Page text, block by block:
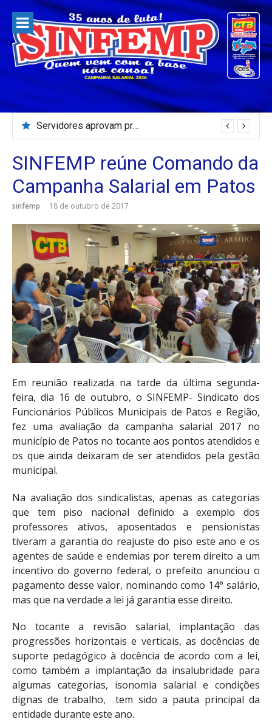
para
conteúdo
Servidores aprovam prestação de contas 2025 e previsão orçamentária para 2027 do SINFEMP
SINFEMP reúne Comando da
Campanha Salarial em Patos
sinfemp 18 de outubro de 2017
Em reunião realizada na tarde da última segunda-
feira, dia 16 de outubro, o SINFEMP- Sindicato dos
Funcionários Públicos Municipais de Patos e Região,
fez uma avaliação da campanha salarial 2017 no
município de Patos no tocante aos pontos atendidos e
os que ainda deixaram de ser atendidos pela gestão
municipal.
Na avaliação dos sindicalistas, apenas as categorias
que tem piso nacional definido a exemplo dos
professores ativos, aposentados e pensionistas
tiveram a garantia do reajuste do piso este ano e os
agentes de saúde e endemias por terem direito a um
incentivo do governo federal, o prefeito anunciou o
pagamento desse valor, nominando como 14° salário,
mas que na verdade a lei já garantia esse direito.
No tocante a revisão salarial, implantação das
progressões horizontais e verticais, as docências de
suporte pedagógico à docência de acordo com a lei,
como também a implantação da insalubridade para
algumas categorias, isonomia salarial e condições
dignas de trabalho, tem sido a pauta principal da
entidade durante este ano.